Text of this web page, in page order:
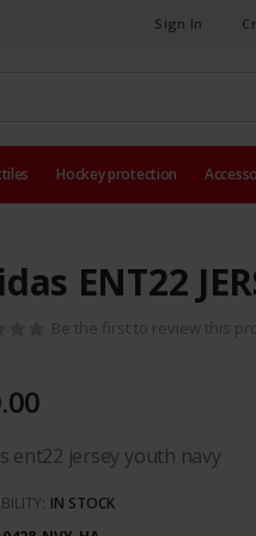
Sign In
Hockey protection
ENT22
Be the first to review this
ent22 jersey youth navy
IN STOCK